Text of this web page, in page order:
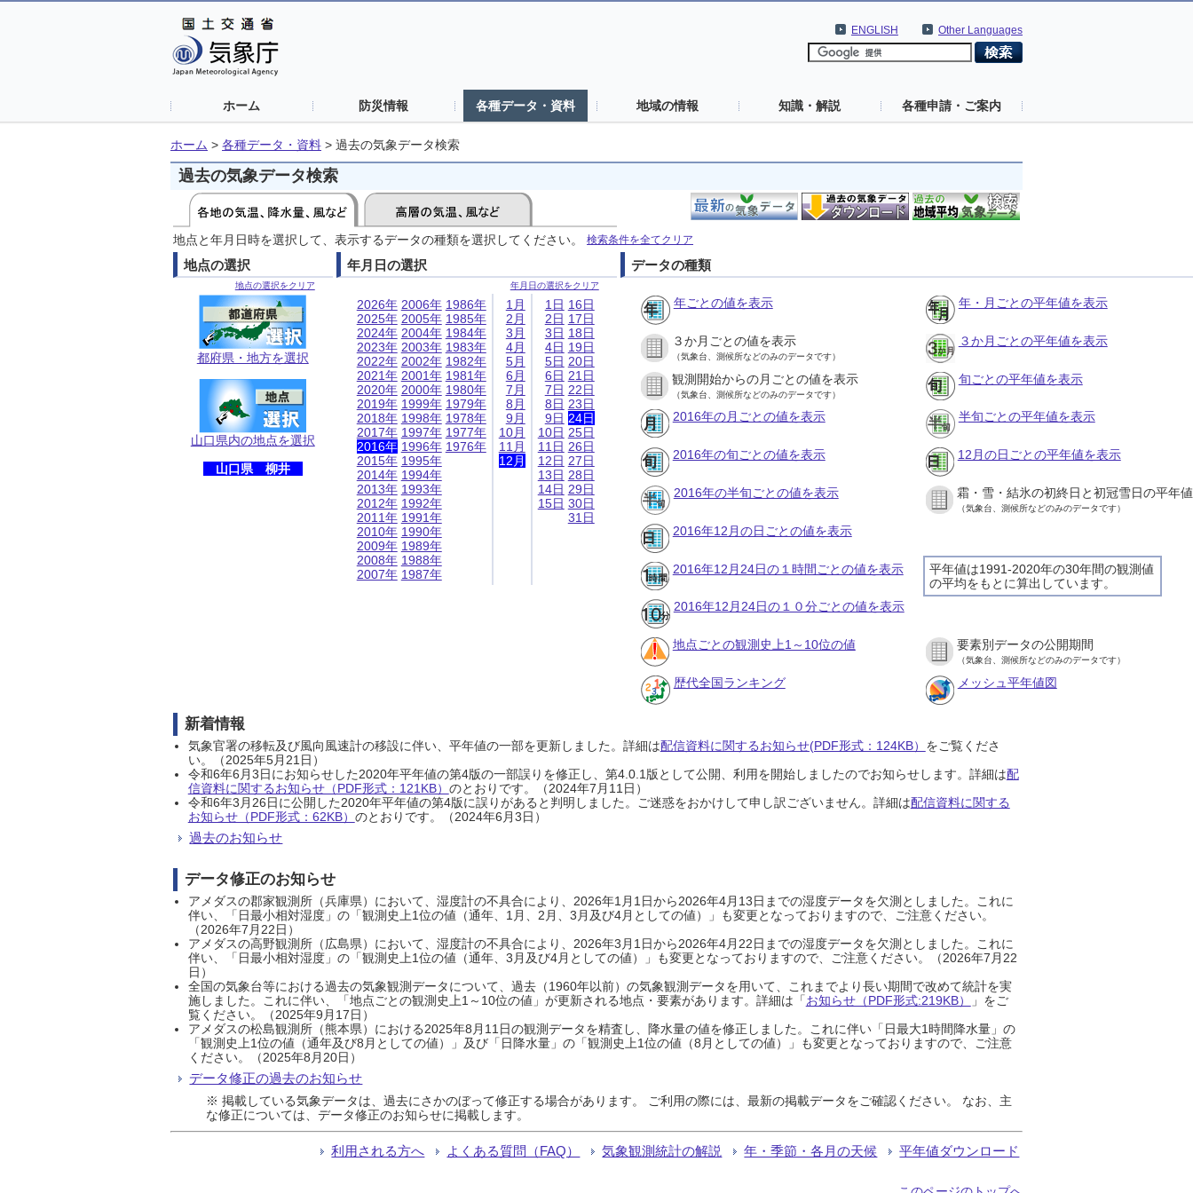
Other Languages
ENGLISH
ホーム 防災情報 各種データ・資料 地域の情報 知識・解説 各種申請・ご案内
ホーム > 各種データ・資料 > 過去の気象データ検索
過去の気象データ検索
地点と年月日時を選択して、表示するデータの種類を選択してください。 検索条件を全てクリア
地点の選択
地点の選択をクリア
都府県・地方を選択
山口県内の地点を選択
山口県 柳井
年月日の選択
年月日の選択をクリア
2026年
2025年
2024年
2023年
2022年
2021年
2020年
2019年
2018年
2017年
2016年
2015年
2014年
2013年
2012年
2011年
2010年
2009年
2008年
2007年
2006年
2005年
2004年
2003年
2002年
2001年
2000年
1999年
1998年
1997年
1996年
1995年
1994年
1993年
1992年
1991年
1990年
1989年
1988年
1987年
1986年
1985年
1984年
1983年
1982年
1981年
1980年
1979年
1978年
1977年
1976年
1月
2月
3月
4月
5月
6月
7月
8月
9月
10月
11月
12月
1日
2日
3日
4日
5日
6日
7日
8日
9日
10日
11日
12日
13日
14日
15日
16日
17日
18日
19日
20日
21日
22日
23日
24日
25日
26日
27日
28日
29日
30日
31日
データの種類
年ごとの値を表示 年・月ごとの平年値を表示
３か月ごとの値を表示
（気象台、測候所などのみのデータです）
３か月ごとの平年値を表示
観測開始からの月ごとの値を表示
（気象台、測候所などのみのデータです）
旬ごとの平年値を表示
2016年の月ごとの値を表示 半旬ごとの平年値を表示
2016年の旬ごとの値を表示 12月の日ごとの平年値を表示
2016年の半旬ごとの値を表示 霜・雪・結氷の初終日と初冠雪日の平年
（気象台、測候所などのみのデータです）
2016年12月の日ごとの値を表示
平年値は1991-2020年の30年間の観測値
の平均をもとに算出しています。
2016年12月24日の１時間ごとの値を表示
2016年12月24日の１０分ごとの値を表示
地点ごとの観測史上1～10位の値 要素別データの公開期間
（気象台、測候所などのみのデータです）
歴代全国ランキング メッシュ平年値図
新着情報
気象官署の移転及び風向風速計の移設に伴い、平年値の一部を更新しました。詳細は配信資料に関するお知らせ(PDF形式：124KB） をご覧くださ
い。（2025年5月21日）
令和6年6月3日にお知らせした2020年平年値の第4版の一部誤りを修正し、第4.0.1版として公開、利用を開始しましたのでお知らせします。詳細は配
信資料に関するお知らせ（PDF形式：121KB） のとおりです。（2024年7月11日）
令和6年3月26日に公開した2020年平年値の第4版に誤りがあると判明しました。ご迷惑をおかけして申し訳ございません。詳細は配信資料に関する
お知らせ（PDF形式：62KB） のとおりです。（2024年6月3日）
過去のお知らせ
データ修正のお知らせ
アメダスの郡家観測所（兵庫県）において、湿度計の不具合により、2026年1月1日から2026年4月13日までの湿度データを欠測としました。これに
伴い、「日最小相対湿度」の「観測史上1位の値（通年、1月、2月、3月及び4月としての値）」も変更となっておりますので、ご注意ください。
（2026年7月22日）
アメダスの高野観測所（広島県）において、湿度計の不具合により、2026年3月1日から2026年4月22日までの湿度データを欠測としました。これに
伴い、「日最小相対湿度」の「観測史上1位の値（通年、3月及び4月としての値）」も変更となっておりますので、ご注意ください。（2026年7月22
日）
全国の気象台等における過去の気象観測データについて、過去（1960年以前）の気象観測データを用いて、これまでより長い期間で改めて統計を実
施しました。これに伴い、「地点ごとの観測史上1～10位の値」が更新される地点・要素があります。詳細は「お知らせ（PDF形式:219KB）
」をご
覧ください。（2025年9月17日）
アメダスの松島観測所（熊本県）における2025年8月11日の観測データを精査し、降水量の値を修正しました。これに伴い「日最大1時間降水量」の
「観測史上1位の値（通年及び8月としての値）」及び「日降水量」の「観測史上1位の値（8月としての値）」も変更となっておりますので、ご注意
ください。（2025年8月20日）
データ修正の過去のお知らせ
※ 掲載している気象データは、過去にさかのぼって修正する場合があります。 ご利用の際には、最新の掲載データをご確認ください。 なお、主
な修正については、データ修正のお知らせに掲載します。
利用される方へ よくある質問（FAQ） 気象観測統計の解説 年・季節・各月の天候 平年値ダウンロード